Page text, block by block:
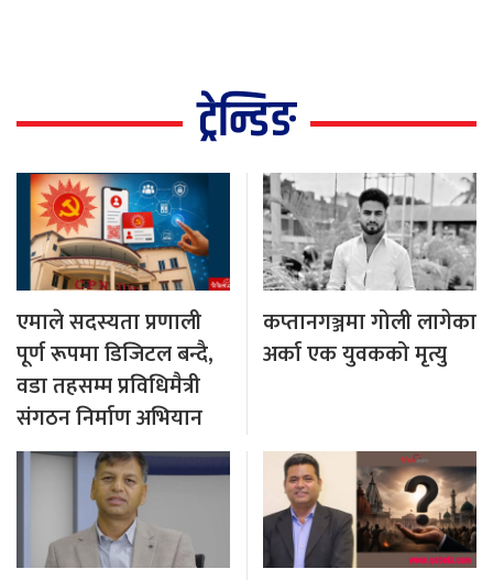
ट्रेन्डिङ
एमाले सदस्यता प्रणाली
पूर्ण रूपमा डिजिटल बन्दै,
वडा तहसम्म प्रविधिमैत्री
संगठन निर्माण अभियान
कप्तानगञ्जमा गोली लागेका
अर्का एक युवकको मृत्यु